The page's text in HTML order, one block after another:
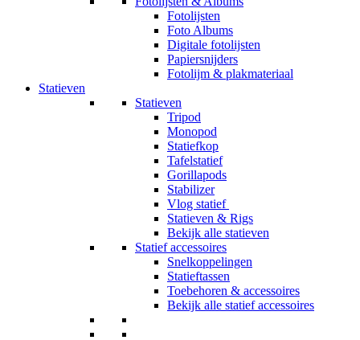
Fotolijsten
Foto Albums
Digitale fotolijsten
Papiersnijders
Fotolijm & plakmateriaal
Statieven
Statieven
Tripod
Monopod
Statiefkop
Tafelstatief
Gorillapods
Stabilizer
Vlog statief
Statieven & Rigs
Bekijk alle statieven
Statief accessoires
Snelkoppelingen
Statieftassen
Toebehoren & accessoires
Bekijk alle statief accessoires